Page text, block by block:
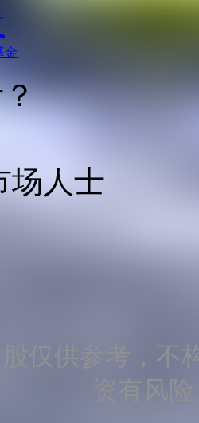
金
场人士
仅供参考，不
资有风